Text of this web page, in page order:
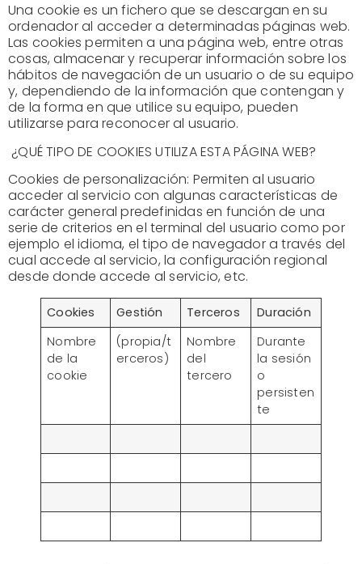
Una cookie es un fichero que se descargan en su
ordenador al acceder a determinadas páginas web.
Las cookies permiten a una página web, entre otras
cosas, almacenar y recuperar información sobre los
hábitos de navegación de un usuario o de su equipo
y, dependiendo de la información que contengan y
de la forma en que utilice su equipo, pueden
utilizarse para reconocer al usuario.
¿QUÉ TIPO DE COOKIES UTILIZA ESTA PÁGINA WEB?
Cookies de personalización: Permiten al usuario
acceder al servicio con algunas características de
carácter general predefinidas en función de una
serie de criterios en el terminal del usuario como por
ejemplo el idioma, el tipo de navegador a través del
cual accede al servicio, la configuración regional
desde donde accede al servicio, etc.
Cookies Gestión Terceros
Duración
Nombre
de la
cookie
(propia/t
erceros)
Nombre
del
tercero
Durante
la sesión
o
persisten
te